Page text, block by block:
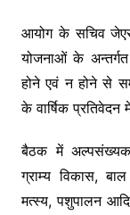
आयोग के सचिव जेएस
योजनाओं के
होने एवं न होने से
के वार्षिक प्रतिवेदन
बैठक में अल्पसंख्यक
ग्राम्य विकास,
मत्स्य, पशुपालन आदि